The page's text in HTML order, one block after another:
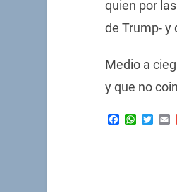
quien por
de Trump- y
Medio a
y que no
Facebook